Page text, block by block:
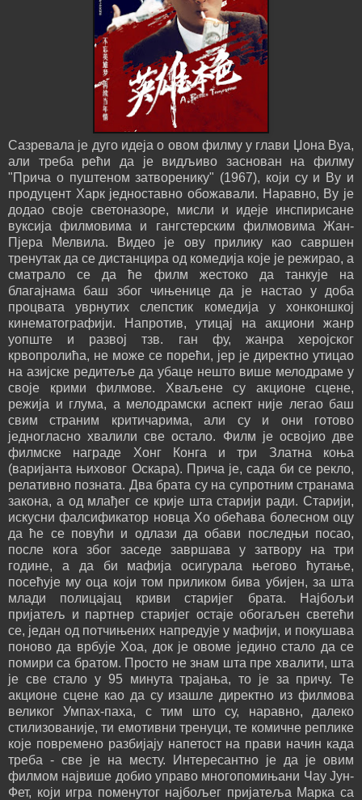
Сазревала је дуго идеја о овом филму у глави Џона Вуа,
али треба рећи да је видљиво заснован на филму
"Прича о пуштеном затворенику" (1967), који су и Ву и
продуцент Харк једноставно обожавали. Наравно, Ву је
додао своје светоназоре, мисли и идеје инспирисане
вуксија филмовима и гангстерским филмовима Жан-
Пјера Мелвила. Видео је ову прилику као савршен
тренутак да се дистанцира од комедија које је режирао, а
сматрало се да ће филм жестоко да танкује на
благајнама баш због чињенице да је настао у доба
процвата уврнутих слепстик комедија у хонконшкој
кинематографији. Напротив, утицај на акциони жанр
уопште и развој тзв. ган фу, жанра херојског
крвопролића, не може се порећи, јер је директно утицао
на азијске редитеље да убаце нешто више мелодраме у
своје крими филмове. Хваљене су акционе сцене,
режија и глума, а мелодрамски аспект није легао баш
свим страним критичарима, али су и они готово
једногласно хвалили све остало. Филм је освојио две
филмске награде Хонг Конга и три Златна коња
(варијанта њиховог Оскара). Прича је, сада би се рекло,
релативно позната. Два брата су на супротним странама
закона, а од млађег се крије шта старији ради. Старији,
искусни фалсификатор новца Хо обећава болесном оцу
да ће се повући и одлази да обави последњи посао,
после кога због заседе завршава у затвору на три
године, а да би мафија осигурала његово ћутање,
посећује му оца који том приликом бива убијен, за шта
млади полицајац криви старијег брата. Најбољи
пријатељ и партнер старијег остаје обогаљен светећи
се, један од потчињених напредује у мафији, и покушава
поново да врбује Хоа, док је овоме једино стало да се
помири са братом. Просто не знам шта пре хвалити, шта
је све стало у 95 минута трајања, то је за причу. Те
акционе сцене као да су изашле директно из филмова
великог Умпах-паха, с тим што су, наравно, далеко
стилизованије, ти емотивни тренуци, те комичне реплике
које повремено разбијају напетост на прави начин када
треба - све је на месту. Интересантно је да је овим
филмом највише добио управо многопомињани Чау Јун-
Фет, који игра поменутог најбољег пријатеља Марка са